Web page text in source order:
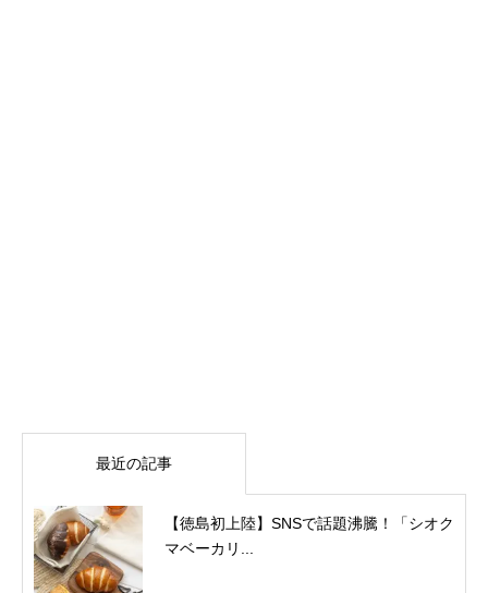
最近の記事
【徳島初上陸】SNSで話題沸騰！「シオク
マベーカリ...